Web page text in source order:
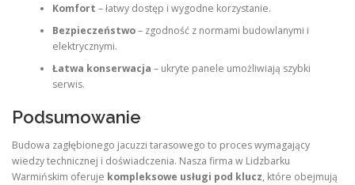
Komfort – łatwy dostęp i wygodne korzystanie.
Bezpieczeństwo– zgodność z normami budowlanymi i
elektrycznymi.
Łatwa konserwacja – ukryte panele umożliwiają szybki
serwis.
Podsumowanie
Budowa zagłębionego jacuzzi tarasowego to proces wymagający
wiedzy technicznej i doświadczenia. Nasza firma w Lidzbarku
Warmińskim oferuje kompleksowe usługi pod klucz, które obejmują